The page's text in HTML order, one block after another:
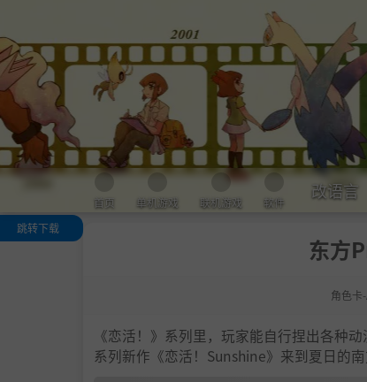
首页 单机游戏 联机游戏 软件
改语言
东方
角色卡
跳转下载
《恋活！》系列里，玩家能自行捏出各种
系列新作《恋活！Sunshine》来到夏日的